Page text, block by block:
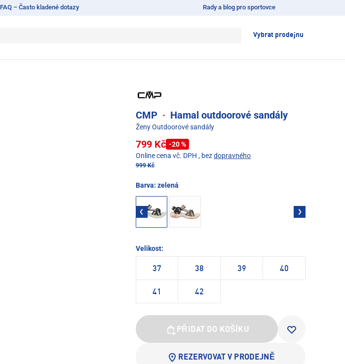
FAQ – Často kladené dotazy Rady a blog pro sportovce
Vybrat prodejnu
CMP · Hamal outdoorové sandály
Ženy Outdoorové sandály
799 Kč -20 %
Online cena vč. DPH , bezdopravného
999 Kč
Barva: zelená
Velikost:
37 38 39 40
41 42
PŘIDAT DO KOŠÍKU
REZERVOVAT V PRODEJNĚ